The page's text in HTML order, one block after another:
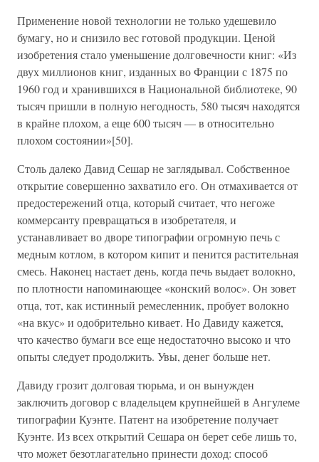
Применение новой технологии не только удешевило
бумагу, но и снизило вес готовой продукции. Ценой
изобретения стало уменьшение долговечности книг: «Из
двух миллионов книг, изданных во Франции с 1875 по
1960 год и хранившихся в Национальной библиотеке, 90
тысяч пришли в полную негодность, 580 тысяч находятся
в крайне плохом, а еще 600 тысяч — в относительно
плохом состоянии»[50].
Столь далеко Давид Сешар не заглядывал. Собственное
открытие совершенно захватило его. Он отмахивается от
предостережений отца, который считает, что негоже
коммерсанту превращаться в изобретателя, и
устанавливает во дворе типографии огромную печь с
медным котлом, в котором кипит и пенится растительная
смесь. Наконец настает день, когда печь выдает волокно,
по плотности напоминающее «конский волос». Он зовет
отца, тот, как истинный ремесленник, пробует волокно
«на вкус» и одобрительно кивает. Но Давиду кажется,
что качество бумаги все еще недостаточно высоко и что
опыты следует продолжить. Увы, денег больше нет.
Давиду грозит долговая тюрьма, и он вынужден
заключить договор с владельцем крупнейшей в Ангулеме
типографии Куэнте. Патент на изобретение получает
Куэнте. Из всех открытий Сешара он берет себе лишь то,
что может безотлагательно принести доход: способ